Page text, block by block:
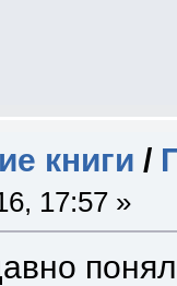
книги /
17:57 »